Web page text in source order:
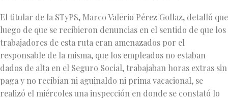
El titular de la STyPS, Marco Valerio Pérez Gollaz, detalló que
luego de que se recibieron denuncias en el sentido de que los
trabajadores de esta ruta eran amenazados por el
responsable de la misma, que los empleados no estaban
dados de alta en el Seguro Social, trabajaban horas extras sin
paga y no recibían ni aguinaldo ni prima vacacional, se
realizó el miércoles una inspección en donde se constató lo